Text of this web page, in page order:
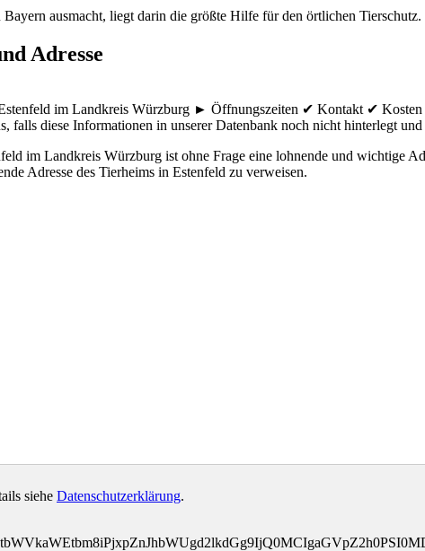
ausmacht, liegt darin die größte Hilfe für den örtlichen Tierschutz.
Adresse
im Landkreis Würzburg ► Öffnungszeiten ✔ Kontakt ✔
falls diese Informationen in unserer Datenbank noch nicht hinterlegt
im Landkreis Würzburg ist ohne Frage eine lohnende und wichtige
Adresse des Tierheims in Estenfeld zu verweisen.
siehe Datenschutzerklärung.